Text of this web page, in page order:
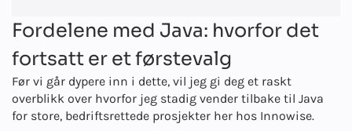
Fordelene med Java: hvorfor det
fortsatt er et førstevalg
Før vi går dypere inn i dette, vil jeg gi deg et raskt
overblikk over hvorfor jeg stadig vender tilbake til Java
for store, bedriftsrettede prosjekter her hos Innowise.